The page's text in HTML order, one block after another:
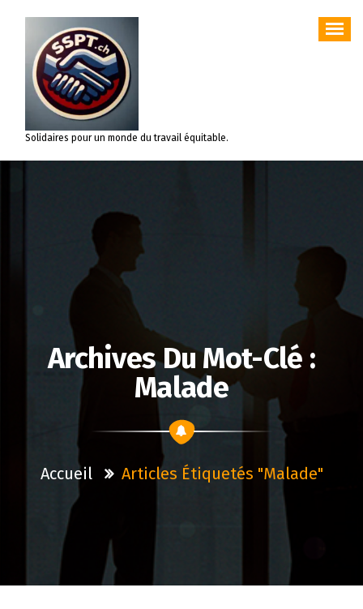
contenu
Solidaires pour un monde du travail équitable.
Archives Du Mot-Clé :
Malade
Accueil Articles Étiquetés "malade"